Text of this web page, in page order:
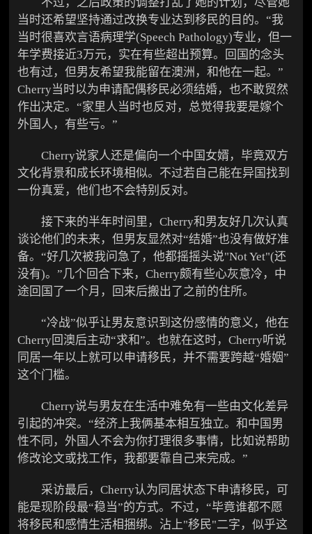
当时还希望坚持通过改换专业达到移民的目的。“我
当时很喜欢言语病理学(Speech Pathology)专业，但一
年学费接近3万元，实在有些超出预算。回国的念头
也有过，但男友希望我能留在澳洲，和他在一起。”
Cherry当时以为申请配偶移民必须结婚，也不敢贸然
作出决定。“家里人当时也反对，总觉得我要是嫁个
外国人，有些亏。”
Cherry说家人还是偏向一个中国女婿，毕竟双方
文化背景和成长环境相似。不过若自己能在异国找到
一份真爱，他们也不会特别反对。
接下来的半年时间里，Cherry和男友好几次认真
谈论他们的未来，但男友显然对“结婚”也没有做好准
备。“好几次被我问急了，他都摇摇头说"Not Yet"(还
没有)。”几个回合下来，Cherry颇有些心灰意冷，中
途回国了一个月，回来后搬出了之前的住所。
“冷战”似乎让男友意识到这份感情的意义，他在
Cherry回澳后主动“求和”。也就在这时，Cherry听说
同居一年以上就可以申请移民，并不需要跨越“婚姻”
这个门槛。
Cherry说与男友在生活中难免有一些由文化差异
引起的冲突。“经济上我俩基本相互独立。和中国男
性不同，外国人不会为你打理很多事情，比如说帮助
修改论文或找工作，我都要靠自己来完成。”
采访最后，Cherry认为同居状态下申请移民，可
能是现阶段最“稳当”的方式。不过，“毕竟谁都不愿
将移民和感情生活相捆绑。沾上"移民"二字，似乎这